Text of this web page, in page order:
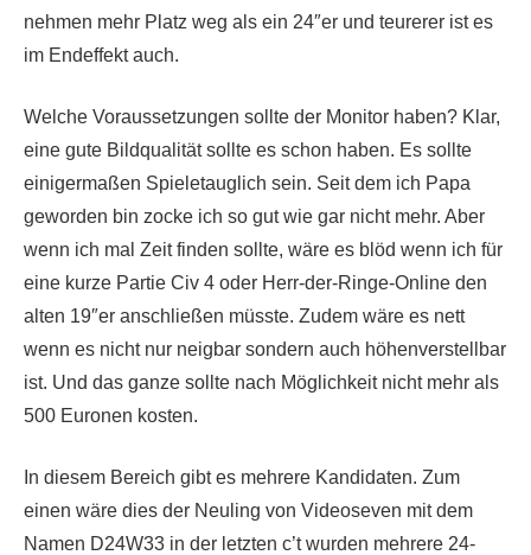
nehmen mehr Platz weg als ein 24″er und teurerer ist es
im Endeffekt auch.
Welche Voraussetzungen sollte der Monitor haben? Klar,
eine gute Bildqualität sollte es schon haben. Es sollte
einigermaßen Spieletauglich sein. Seit dem ich Papa
geworden bin zocke ich so gut wie gar nicht mehr. Aber
wenn ich mal Zeit finden sollte, wäre es blöd wenn ich für
eine kurze Partie Civ 4 oder Herr-der-Ringe-Online den
alten 19″er anschließen müsste. Zudem wäre es nett
wenn es nicht nur neigbar sondern auch höhenverstellbar
ist. Und das ganze sollte nach Möglichkeit nicht mehr als
500 Euronen kosten.
In diesem Bereich gibt es mehrere Kandidaten. Zum
einen wäre dies der Neuling von Videoseven mit dem
Namen D24W33 in der letzten c’t wurden mehrere 24-